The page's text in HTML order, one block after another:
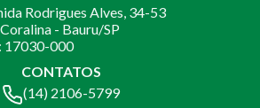
Rodrigues Alves, 34-53
- Bauru/SP
17030-000
CONTATOS
(14) 2106-5799